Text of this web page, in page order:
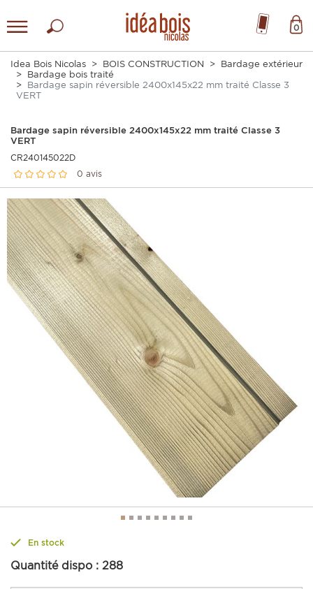
0
Idea Bois Nicolas BOIS CONSTRUCTION
Bardage extérieur
Bardage bois traité
Bardage sapin réversible 2400x145x22 mm traité Classe 3
VERT
Bardage sapin réversible 2400x145x22 mm traité Classe 3
VERT
CR240145022D
0 avis
En stock
Quantité dispo : 288